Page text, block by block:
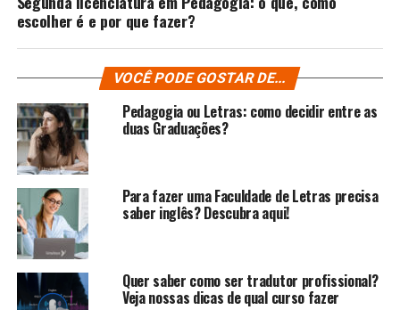
escolher é e por que fazer?
VOCÊ PODE GOSTAR DE...
Pedagogia ou Letras: como decidir entre as
duas Graduações?
Para fazer uma Faculdade de Letras precisa
saber inglês? Descubra aqui!
Quer saber como ser tradutor profissional?
Veja nossas dicas de qual curso fazer